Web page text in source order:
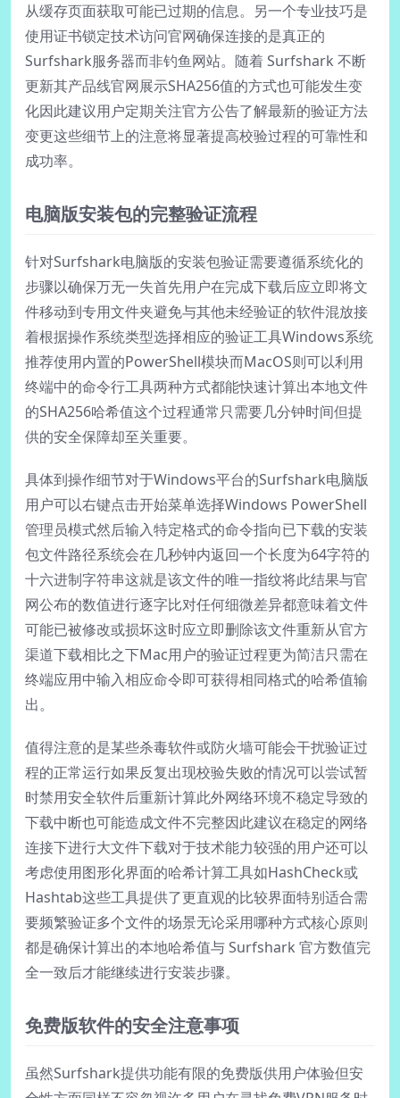
从缓存页面获取可能已过期的信息。另一个专业技巧是
使用证书锁定技术访问官网确保连接的是真正的
Surfshark服务器而非钓鱼网站。随着 Surfshark 不断
更新其产品线官网展示SHA256值的方式也可能发生变
化因此建议用户定期关注官方公告了解最新的验证方法
变更这些细节上的注意将显著提高校验过程的可靠性和
成功率。
电脑版安装包的完整验证流程
针对Surfshark电脑版的安装包验证需要遵循系统化的
步骤以确保万无一失首先用户在完成下载后应立即将文
件移动到专用文件夹避免与其他未经验证的软件混放接
着根据操作系统类型选择相应的验证工具Windows系统
推荐使用内置的PowerShell模块而MacOS则可以利用
终端中的命令行工具两种方式都能快速计算出本地文件
的SHA256哈希值这个过程通常只需要几分钟时间但提
供的安全保障却至关重要。
具体到操作细节对于Windows平台的Surfshark电脑版
用户可以右键点击开始菜单选择Windows PowerShell
管理员模式然后输入特定格式的命令指向已下载的安装
包文件路径系统会在几秒钟内返回一个长度为64字符的
十六进制字符串这就是该文件的唯一指纹将此结果与官
网公布的数值进行逐字比对任何细微差异都意味着文件
可能已被修改或损坏这时应立即删除该文件重新从官方
渠道下载相比之下Mac用户的验证过程更为简洁只需在
终端应用中输入相应命令即可获得相同格式的哈希值输
出。
值得注意的是某些杀毒软件或防火墙可能会干扰验证过
程的正常运行如果反复出现校验失败的情况可以尝试暂
时禁用安全软件后重新计算此外网络环境不稳定导致的
下载中断也可能造成文件不完整因此建议在稳定的网络
连接下进行大文件下载对于技术能力较强的用户还可以
考虑使用图形化界面的哈希计算工具如HashCheck或
Hashtab这些工具提供了更直观的比较界面特别适合需
要频繁验证多个文件的场景无论采用哪种方式核心原则
都是确保计算出的本地哈希值与 Surfshark 官方数值完
全一致后才能继续进行安装步骤。
免费版软件的安全注意事项
虽然Surfshark提供功能有限的免费版供用户体验但安